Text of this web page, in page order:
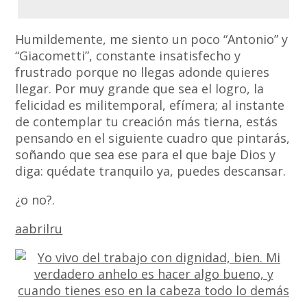
Humildemente, me siento un poco “Antonio” y
“Giacometti”, constante insatisfecho y
frustrado porque no llegas adonde quieres
llegar. Por muy grande que sea el logro, la
felicidad es militemporal, efímera; al instante
de contemplar tu creación más tierna, estás
pensando en el siguiente cuadro que pintarás,
soñando que sea ese para el que baje Dios y
diga: quédate tranquilo ya, puedes descansar.
¿o no?.
aabrilru